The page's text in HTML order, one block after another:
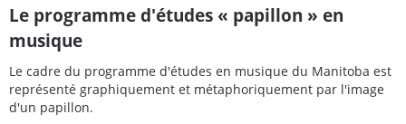
Le programme d'études « papillon » en
musique
Le cadre du programme d'études en musique du Manitoba est
représenté graphiquement et métaphoriquement par l'image
d'un papillon.